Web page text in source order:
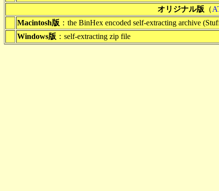
オリジナル版 （
Macintosh版 ：the BinHex encoded self-extracting archive
Windows版 ：self-extracting zip file